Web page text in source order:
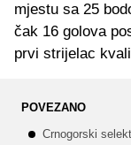
mjestu sa 25
čak 16 golova
prvi strijelac
POVEZANO
Crnogorski